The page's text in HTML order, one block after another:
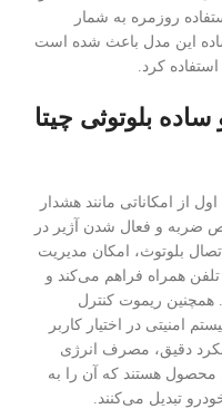
روزمره به شمار
این مدل باعث شده است
کرد.
بلوتوثی چیتا
از امکاناتی مانند هشدار
ضربه و فعال شدن آژیر در
بلوتوث، امکان مدیریت
همراه فراهم می‌کند و
همچنین ریموت کنترل
امنیتی در اختیار کاربر
دقیق، مصرف انرژی
محصول هستند که آن را به
تبدیل می‌کنند.